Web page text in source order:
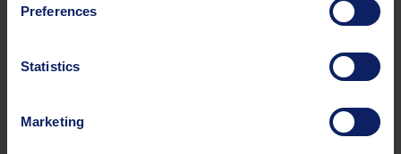
Preferences
Statistics
Marketing
Das Feedback unserer Kunden und Händler sowie interne
Verbesserung unserer Produkte und Prozesse.